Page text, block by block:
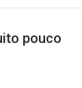
pouco